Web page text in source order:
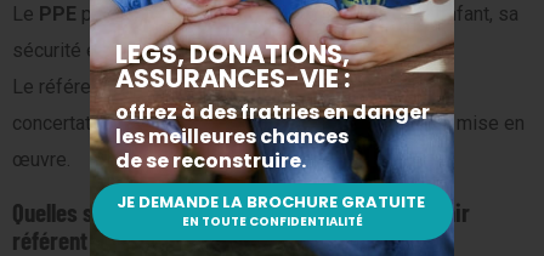
Le PPE permet de garantir le développement de l’enfant, sa
sécurité et sa protection.
Le référent ASE participe à l’élaboration du PPE en
concertation avec l’enfant et sa famille et veille à sa mise en
œuvre.
Quelles sont les qualités nécessaires pour devenir
référent ASE ?